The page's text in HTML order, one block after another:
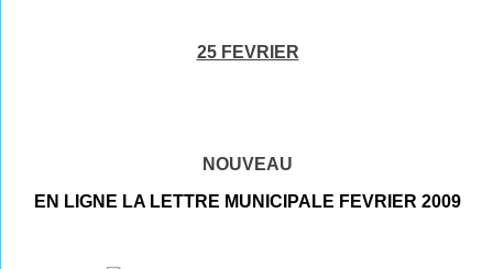
25 FEVRIER
NOUVEAU
EN LIGNE LA LETTRE MUNICIPALE FEVRIER 2009